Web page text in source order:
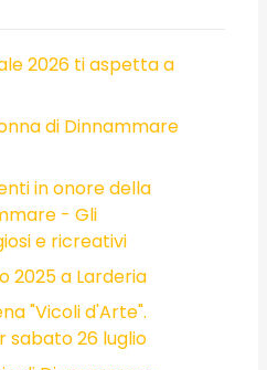
2026 ti aspetta a
di Dinnammare
in onore della
- Gli
e ricreativi
2025 a Larderia
"Vicoli d'Arte".
26 luglio